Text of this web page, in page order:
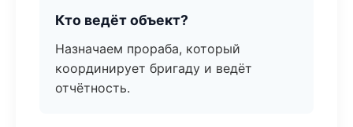
Кто ведёт объект?
Назначаем прораба, который
координирует бригаду и ведёт
отчётность.